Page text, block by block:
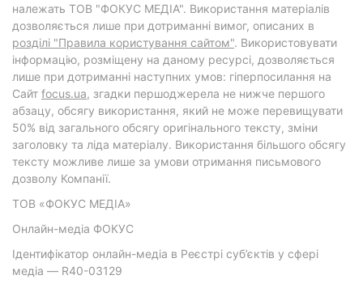
належать ТОВ "ФОКУС МЕДІА". Використання матеріалів
дозволяється лише при дотриманні вимог, описаних в
розділі "Правила користування сайтом". Використовувати
інформацію, розміщену на даному ресурсі, дозволяється
лише при дотриманні наступних умов: гіперпосилання на
Cайт focus.ua, згадки першоджерела не нижче першого
абзацу, обсягу використання, який не може перевищувати
50% від загального обсягу оригінального тексту, зміни
заголовку та ліда матеріалу. Використання більшого обсягу
тексту можливе лише за умови отримання письмового
дозволу Компанії.
ТОВ «ФОКУС МЕДІА»
Онлайн-медіа ФОКУС
Ідентифікатор онлайн-медіа в Реєстрі суб’єктів у сфері
медіа — R40-03129